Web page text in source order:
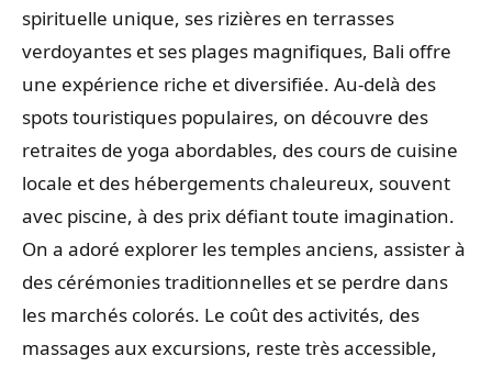
spirituelle unique, ses rizières en terrasses
verdoyantes et ses plages magnifiques, Bali offre
une expérience riche et diversifiée. Au-delà des
spots touristiques populaires, on découvre des
retraites de yoga abordables, des cours de cuisine
locale et des hébergements chaleureux, souvent
avec piscine, à des prix défiant toute imagination.
On a adoré explorer les temples anciens, assister à
des cérémonies traditionnelles et se perdre dans
les marchés colorés. Le coût des activités, des
massages aux excursions, reste très accessible,